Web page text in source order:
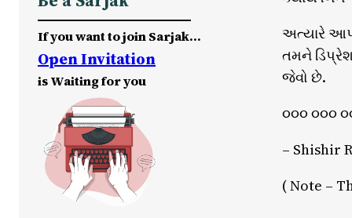
If you want to join Sarjak…
Open Invitation
is Waiting for you
અત્યારે
તમને
જેવો છે.
૦૦૦ ૦૦૦
– Shishir
( Note –